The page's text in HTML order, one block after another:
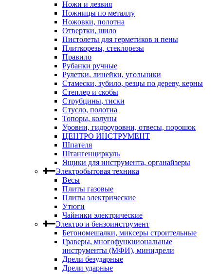
Ножи и лезвия
Ножницы по металлу
Ножовки, полотна
Отвертки, шило
Пистолеты для герметиков и пены
Плиткорезы, стеклорезы
Правило
Рубанки ручные
Рулетки, линейки, угольники
Стамески, зубило, резцы по дереву, керны
Степлер и скобы
Струбцины, тиски
Стусло, полотна
Топоры, колуны
Уровни, гидроуровни, отвесы, порошок
ЦЕНТРО ИНСТРУМЕНТ
Шпателя
Штангенциркуль
Ящики для инструмента, органайзеры
Электробытовая техника
Весы
Плиты газовые
Плиты электрические
Утюги
Чайники электрические
Электро и бензоинструмент
Бетономешалки, миксеры строительные
Граверы, многофункциональные
инструменты (МФИ), минидрели
Дрели безударные
Дрели ударные